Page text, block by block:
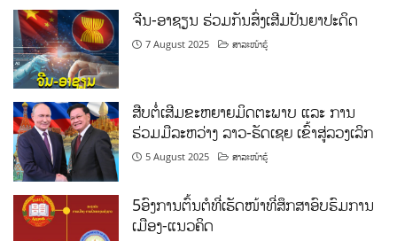
ຈີນ-ອາຊຽນ ຮ່ວມກັນສົ່ງເສີມປັນຍາປະດິດ
7 August 2025 ສາລະໜ້າຮູ້
ສືບຕໍ່ເສີມຂະຫຍາຍມິດຕະພາບ ແລະ ການ
ຮ່ວມມືລະຫວ່າງ ລາວ-ຣັດເຊຍ ເຂົ້າສູ່ລວງເລິກ
5 August 2025 ສາລະໜ້າຮູ້
5ອົງການຕົ້ນຕໍທີ່ເຮັດໜ້າທີ່ສຶກສາອົບຮົມການ
ເມືອງ-ແນວຄິດ